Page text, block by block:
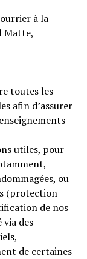
à la
Matte,
toutes les
afin d’assurer
utiles, pour
ou
(protection
de nos
via des
de certaines